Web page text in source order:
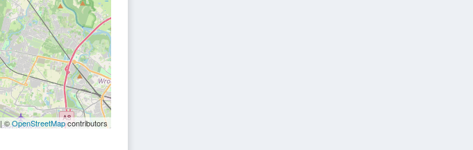
|©OpenStreetMapcontributors